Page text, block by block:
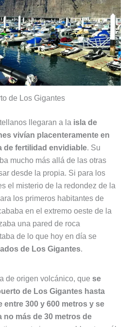
de Los Gigantes
llegaran a la isla de
vivían placenteramente en
de fertilidad envidiable. Su
mucho más allá de las otras
desde la propia. Si para los
el misterio de la redondez de la
los primeros habitantes de
en el extremo oeste de la
una pared de roca
de lo que hoy en día se
de Los Gigantes.
de origen volcánico, que se
de Los Gigantes hasta
entre 300 y 600 metros y se
no más de 30 metros de